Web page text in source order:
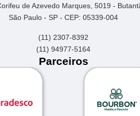
de Azevedo Marques, 5019 -
São Paulo - SP - CEP: 05339-004
(11) 2307-8392
(11) 94977-5164
Parceiros